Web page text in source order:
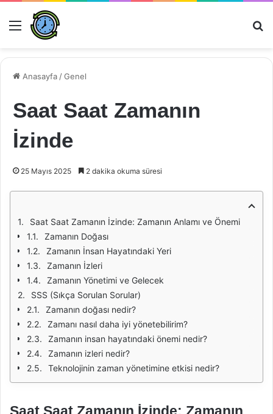
Menü
Anasayfa /Genel
Saat Saat Zamanın
İzinde
25 Mayıs 2025 2 dakika okuma süresi
Saat Saat Zamanın İzinde: Zamanın Anlamı ve Önemi
Zamanın Doğası
Zamanın İnsan Hayatındaki Yeri
Zamanın İzleri
Zamanın Yönetimi ve Gelecek
SSS (Sıkça Sorulan Sorular)
Zamanın doğası nedir?
Zamanı nasıl daha iyi yönetebilirim?
Zamanın insan hayatındaki önemi nedir?
Zamanın izleri nedir?
Teknolojinin zaman yönetimine etkisi nedir?